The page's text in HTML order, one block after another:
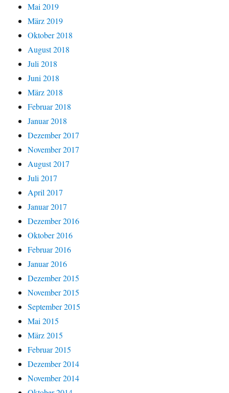
Mai 2019
März 2019
Oktober 2018
August 2018
Juli 2018
Juni 2018
März 2018
Februar 2018
Januar 2018
Dezember 2017
November 2017
August 2017
Juli 2017
April 2017
Januar 2017
Dezember 2016
Oktober 2016
Februar 2016
Januar 2016
Dezember 2015
November 2015
September 2015
Mai 2015
März 2015
Februar 2015
Dezember 2014
November 2014